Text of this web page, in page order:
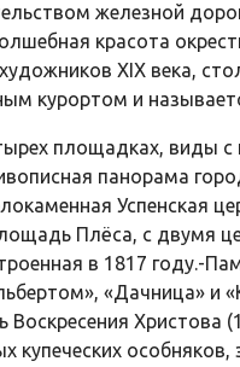
железной
красота
XIX века,
курортом и
площадках, виды с
панорама
Успенская
Плёса, с двумя
в 1817 году.-
«Дачница» и
Христова